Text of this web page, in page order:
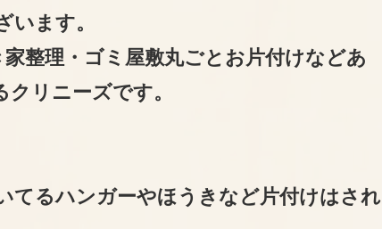
ます。
整理・ゴミ屋敷丸ごとお片付けなどあ
リニーズです。
てるハンガーやほうきなど片付けはされ